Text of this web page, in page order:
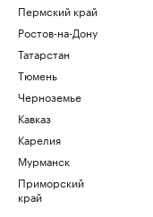
Пермский край
Ростов-на-Дону
Татарстан
Тюмень
Черноземье
Кавказ
Карелия
Мурманск
Приморский
край